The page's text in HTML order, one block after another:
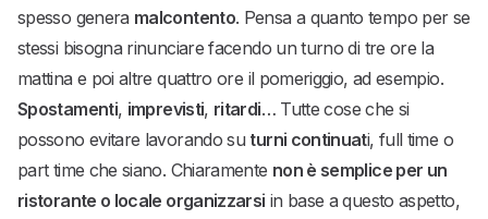
spesso genera malcontento. Pensa a quanto tempo per se
stessi bisogna rinunciare facendo un turno di tre ore la
mattina e poi altre quattro ore il pomeriggio, ad esempio.
Spostamenti, imprevisti, ritardi… Tutte cose che si
possono evitare lavorando su turni continuati, full time o
part time che siano. Chiaramente non è semplice per un
ristorante o locale organizzarsi in base a questo aspetto,